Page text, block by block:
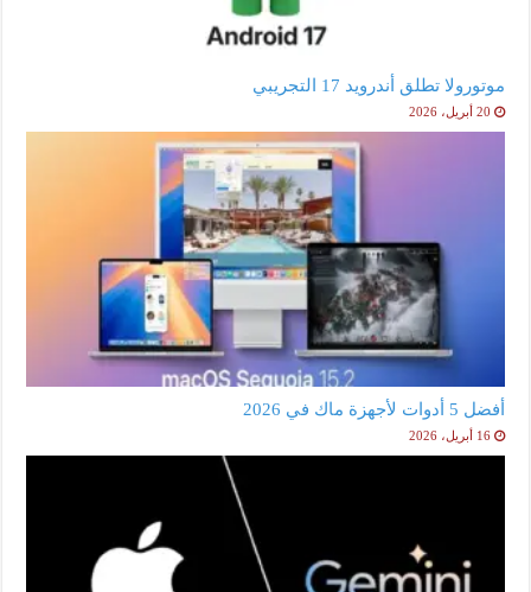
موتورولا تطلق أندرويد 17 التجريبي
20 أبريل، 2026
أفضل 5 أدوات لأجهزة ماك في 2026
16 أبريل، 2026